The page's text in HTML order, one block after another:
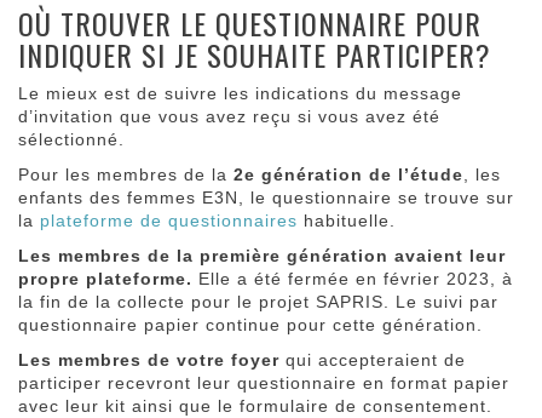
OÙ TROUVER LE QUESTIONNAIRE POUR
INDIQUER SI JE SOUHAITE PARTICIPER?
Le mieux est de suivre les indications du message
d’invitation que vous avez reçu si vous avez été
sélectionné.
Pour les membres de la 2e génération de l’étude, les
enfants des femmes E3N, le questionnaire se trouve sur
la plateforme de questionnaires habituelle.
Les membres de la première génération avaient leur
propre plateforme. Elle a été fermée en février 2023, à
la fin de la collecte pour le projet SAPRIS. Le suivi par
questionnaire papier continue pour cette génération.
Les membres de votre foyer qui accepteraient de
participer recevront leur questionnaire en format papier
avec leur kit ainsi que le formulaire de consentement.